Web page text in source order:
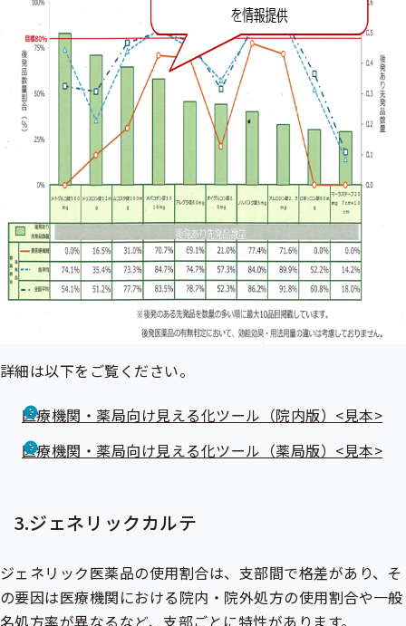
詳細は以下をご覧ください。
医療機関・薬局向け見える化ツール（院内版）<見本>
医療機関・薬局向け見える化ツール（薬局版）<見本>
3.ジェネリックカルテ
ジェネリック医薬品の使用割合は、支部間で格差があり、そ
の要因は医療機関における院内・院外処方の使用割合や一般
名処方率が異なるなど、支部ごとに特性があります。